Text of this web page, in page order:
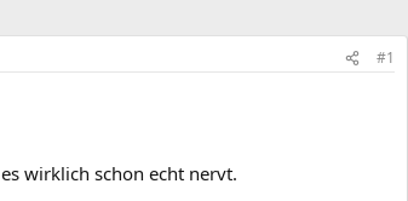
#1
wirklich schon echt nervt.